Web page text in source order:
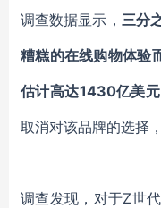
调查数据显示， 三分
糟糕的在线购物体验
估计高达1430亿美元
取消对该品牌的选择
调查发现，对于Z世